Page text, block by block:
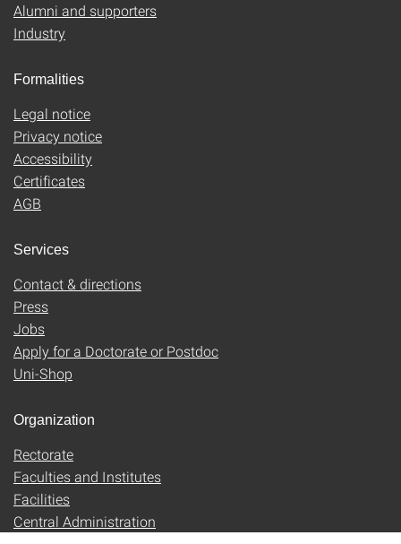
Alumni and supporters
Industry
Formalities
Legal notice
Privacy notice
Accessibility
Certificates
AGB
Services
Contact & directions
Press
Jobs
Apply for a Doctorate or Postdoc
Uni-Shop
Organization
Rectorate
Faculties and Institutes
Facilities
Central Administration